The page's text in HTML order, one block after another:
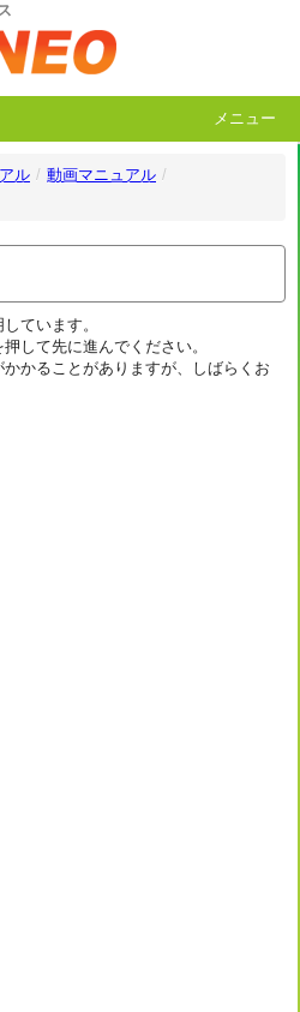
メニュー
ル / 動画マニュアル /
ています。
して先に進んでください。
かることがありますが、しばらくお